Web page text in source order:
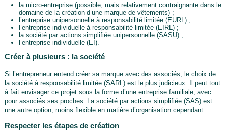
la micro-entreprise (possible, mais relativement contraignante dans le
domaine de la création d’une marque de vêtements) ;
l’entreprise unipersonnelle à responsabilité limitée (EURL) ;
l’entreprise individuelle à responsabilité limitée (EIRL) ;
la société par actions simplifiée unipersonnelle (SASU) ;
l’entreprise individuelle (EI).
Créer à plusieurs : la société
Si l’entrepreneur entend créer sa marque avec des associés, le choix de
la société à responsabilité limitée (SARL) est le plus judicieux. Il peut tout
à fait envisager ce projet sous la forme d’une entreprise familiale, avec
pour associés ses proches. La société par actions simplifiée (SAS) est
une autre option, moins flexible en matière d’organisation cependant.
Respecter les étapes de création